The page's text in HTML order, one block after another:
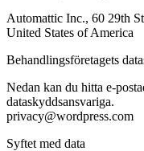
Automattic Inc., 60 29th
United States of America
Behandlingsföretagets
Nedan kan du hitta e-
dataskyddsansvariga.
privacy@wordpress.com
Syftet med data